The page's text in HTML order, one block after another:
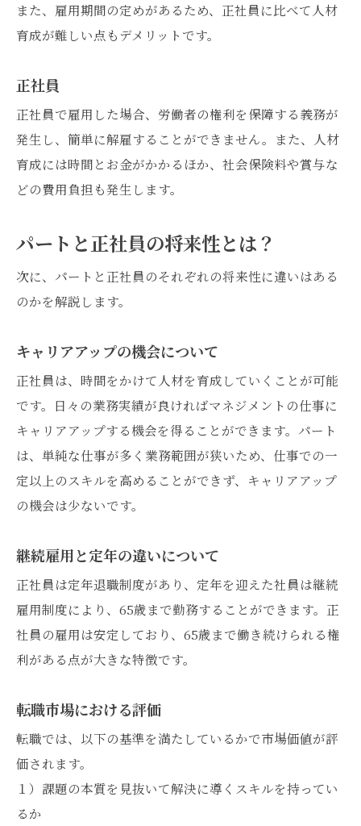
また、雇用期間の定めがあるため、正社員に比べて人材
育成が難しい点もデメリットです。
正社員
正社員で雇用した場合、労働者の権利を保障する義務が
発生し、簡単に解雇することができません。また、人材
育成には時間とお金がかかるほか、社会保険料や賞与な
どの費用負担も発生します。
パートと正社員の将来性とは？
次に、パートと正社員のそれぞれの将来性に違いはある
のかを解説します。
キャリアアップの機会について
正社員は、時間をかけて人材を育成していくことが可能
です。日々の業務実績が良ければマネジメントの仕事に
キャリアアップする機会を得ることができます。パート
は、単純な仕事が多く業務範囲が狭いため、仕事での一
定以上のスキルを高めることができず、キャリアアップ
の機会は少ないです。
継続雇用と定年の違いについて
正社員は定年退職制度があり、定年を迎えた社員は継続
雇用制度により、65歳まで勤務することができます。正
社員の雇用は安定しており、65歳まで働き続けられる権
利がある点が大きな特徴です。
転職市場における評価
転職では、以下の基準を満たしているかで市場価値が評
価されます。
１）課題の本質を見抜いて解決に導くスキルを持ってい
るか